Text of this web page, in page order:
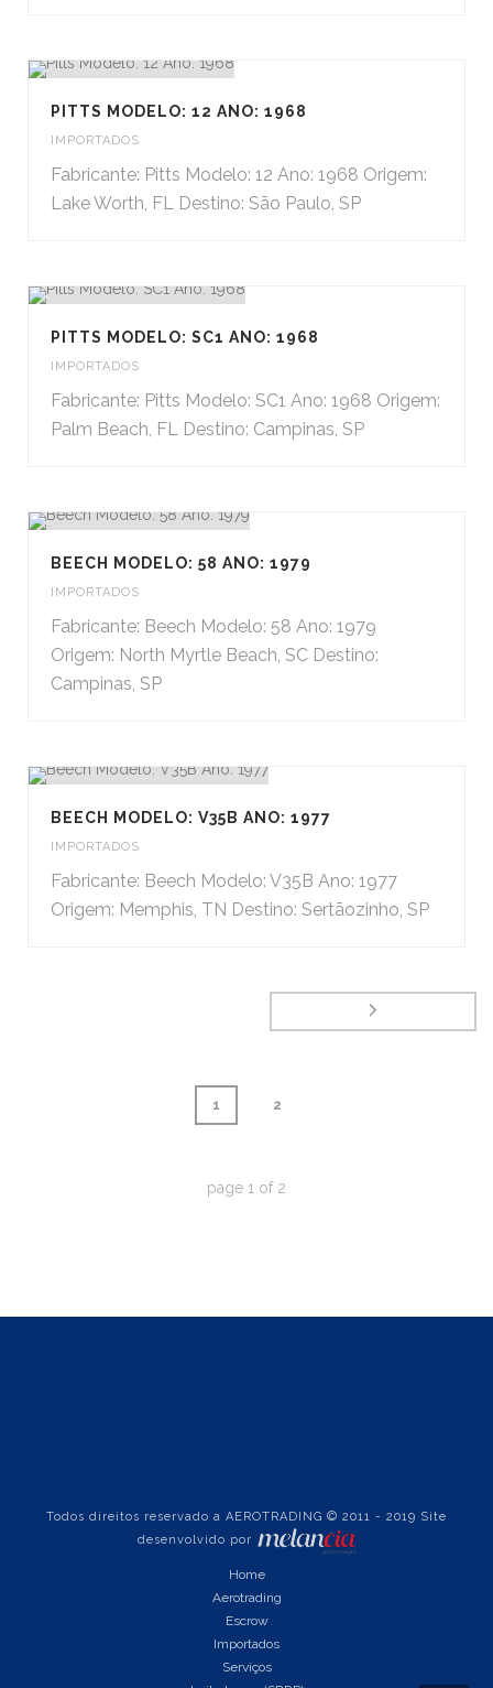
PITTS MODELO: 12 ANO: 1968
IMPORTADOS
Fabricante: Pitts Modelo: 12 Ano: 1968 Origem:
Lake Worth, FL Destino: São Paulo, SP
PITTS MODELO: SC1 ANO: 1968
IMPORTADOS
Fabricante: Pitts Modelo: SC1 Ano: 1968 Origem:
Palm Beach, FL Destino: Campinas, SP
BEECH MODELO: 58 ANO: 1979
IMPORTADOS
Fabricante: Beech Modelo: 58 Ano: 1979
Origem: North Myrtle Beach, SC Destino:
Campinas, SP
BEECH MODELO: V35B ANO: 1977
IMPORTADOS
Fabricante: Beech Modelo: V35B Ano: 1977
Origem: Memphis, TN Destino: Sertãozinho, SP
1 2
page 1 of 2
Todos direitos reservado a AEROTRADING © 2011 - 2019 Site
desenvolvido por
Home
Aerotrading
Escrow
Importados
Serviços